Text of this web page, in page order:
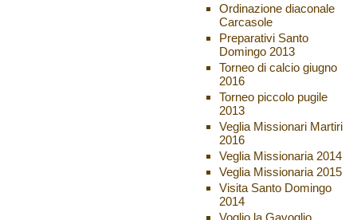
Ordinazione diaconale
Carcasole
Preparativi Santo
Domingo 2013
Torneo di calcio giugno
2016
Torneo piccolo pugile
2013
Veglia Missionari Martiri
2016
Veglia Missionaria 2014
Veglia Missionaria 2015
Visita Santo Domingo
2014
Voglio la Gavoglio